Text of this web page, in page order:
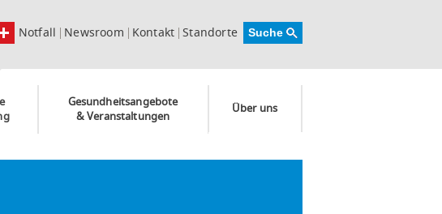
Newsroom Kontakt Standorte
Notfall
Gesundheitsangebote
& Veranstaltungen
Über uns